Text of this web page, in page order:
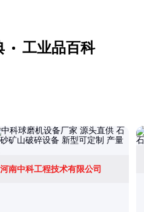
工业品百科
河南中科工程技术有限公司